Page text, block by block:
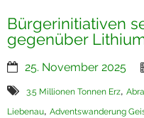
Publikationen
Impressionen
Termine
Bürgerinitiativen
gegenüber
25. November 2025
3.5 Millionen Tonnen Erz,
Liebenau, Adventswanderung